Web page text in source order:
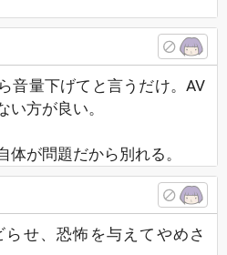
音量下げてと言うだけ。AV
い方が良い。
が問題だから別れる。
せ、恐怖を与えてやめさ